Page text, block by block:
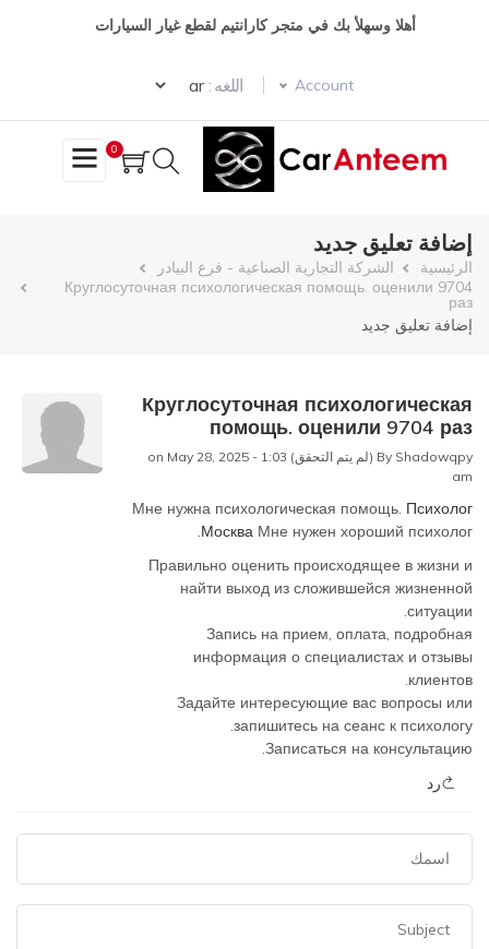
أهلا وسهلأ بك في متجر كارانتيم لقطع غيار السيارات
Account اللغه :
Select your language
0
إضافة تعليق جديد
مسار
التنقل
الرئيسية
الشركة التجارية الصناعية - فرع البيادر
Круглосуточная психологическая помощь. оценили 9704
раз
إضافة تعليق جديد
Круглосуточная психологическая
помощь. оценили 9704 раз
By Shadowqpy (لم يتم التحقق)
on May 28, 2025 - 1:03
am
Мне нужна психологическая помощь. Психолог
МоскваМне нужен хороший психолог.
Правильно оценить происходящее в жизни и
найти выход из сложившейся жизненной
ситуации.
Запись на прием, оплата, подробная
информация о специалистах и отзывы
клиентов.
Задайте интересующие вас вопросы или
запишитесь на сеанс к психологу.
Записаться на консультацию.
رد